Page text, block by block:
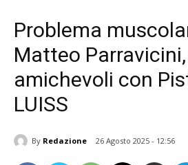
Problema
Matteo
amichevoli con
LUISS
By Redazione 26 Agosto 2025 - 12:56